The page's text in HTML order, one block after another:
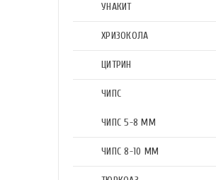
УНАКИТ
ХРИЗОКОЛА
ЦИТРИН
ЧИПС
ЧИПС 5-8 ММ
ЧИПС 8-10 ММ